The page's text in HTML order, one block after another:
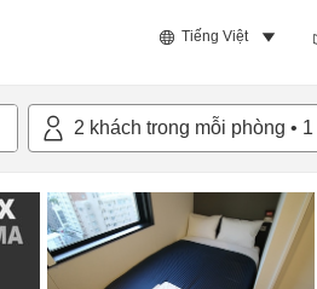
Tiếng Việt
2 khách trong mỗi phòng • 1